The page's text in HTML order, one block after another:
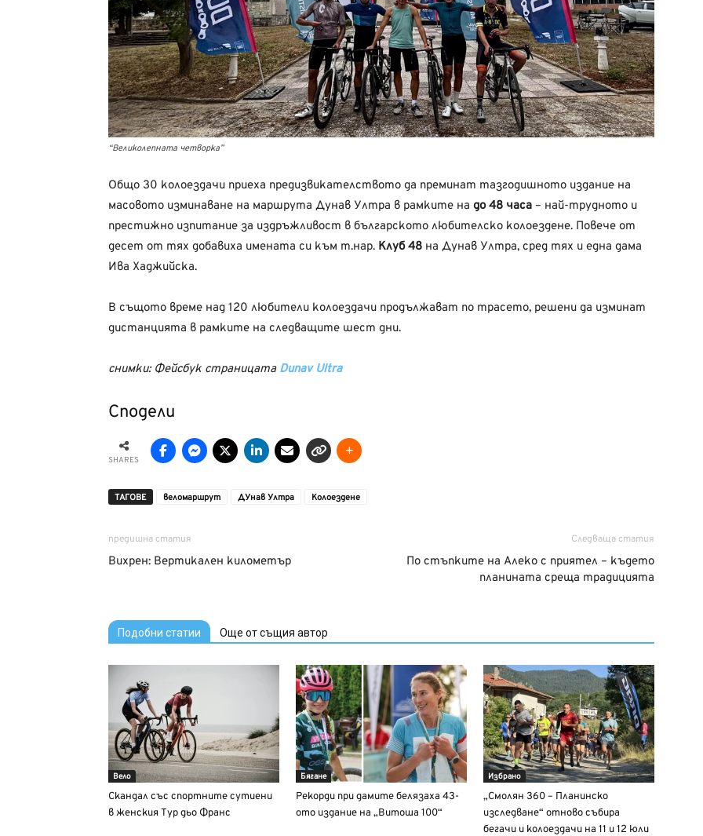
“Великолепната четворка”
Общо 30 колоездачи приеха предизвикателството да преминат тазгодишното издание на
масовото изминаване на маршрута Дунав Ултра в рамките на до 48 часа – най-трудното и
престижно изпитание за издръжливост в българското любителско колоездене. Повече от
десет от тях добавиха имената си към т.нар. Клуб 48 на Дунав Ултра, сред тях и една дама
Ива Хаджийска.
В същото време над 120 любители колоездачи продължават по трасето, решени да изминат
дистанцията в рамките на следващите шест дни.
снимки: Фейсбук страницата Dunav Ultra
Сподели
SHARES
ТАГОВЕ веломаршрут ДУнав Ултра Колоездене
предишна статия
Вихрен: Вертикален километър
Следваща статия
По стъпките на Алеко с приятел – където
планината среща традицията
Подобни статии Още от същия автор
Вело
Скандал със спортните сутиени
в женския Тур дьо Франс
Бягане
Рекорди при дамите белязаха 43-
ото издание на „Витоша 100“
Избрано
„Смолян 360 – Планинско
изследване“ отново събира
бегачи и колоездачи на 11 и 12 юли